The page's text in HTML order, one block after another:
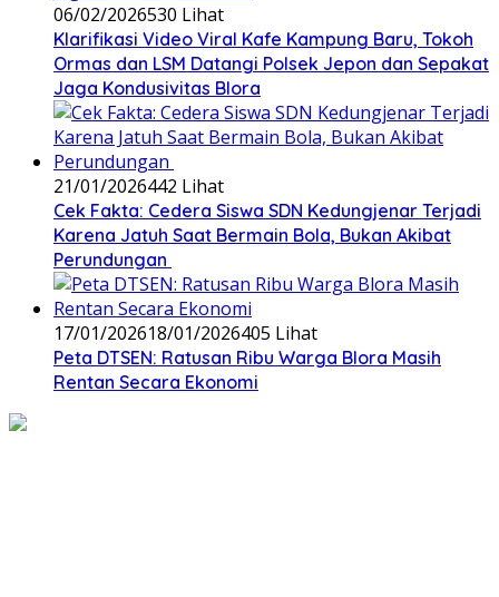
06/02/2026530 Lihat
‎Klarifikasi Video Viral Kafe Kampung Baru, Tokoh
Ormas dan LSM Datangi Polsek Jepon dan Sepakat
Jaga Kondusivitas Blora
21/01/2026442 Lihat
Cek Fakta: Cedera Siswa SDN Kedungjenar Terjadi
Karena Jatuh Saat Bermain Bola, Bukan Akibat
Perundungan ‎
17/01/202618/01/2026405 Lihat
‎Peta DTSEN: Ratusan Ribu Warga Blora Masih
Rentan Secara Ekonomi